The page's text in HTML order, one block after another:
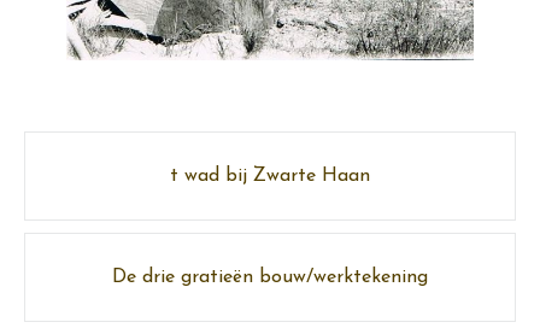
t wad bij Zwarte Haan
De drie gratieën bouw/werktekening